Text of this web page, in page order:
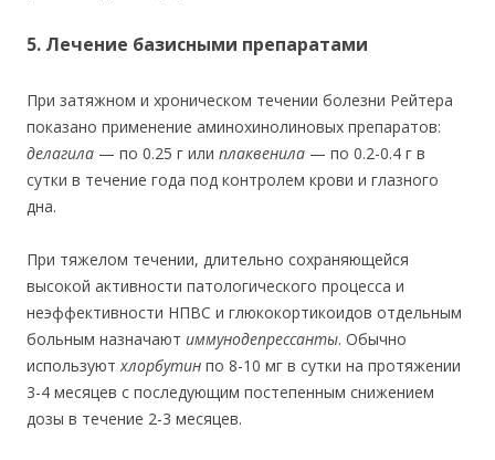
5. Лечение базисными препаратами
При затяжном и хроническом течении болезни Рейтера
показано применение аминохинолиновых препаратов:
делагила — по 0.25 г или плаквенила — по 0.2-0.4 г в
сутки в течение года под контролем крови и глазного
дна.
При тяжелом течении, длительно сохраняющейся
высокой активности патологического процесса и
неэффективности НПВС и глюкокортикоидов отдельным
больным назначают иммунодепрессанты. Обычно
используютхлорбутин по 8-10 мг в сутки на протяжении
3-4 месяцев с последующим постепенным снижением
дозы в течение 2-3 месяцев.